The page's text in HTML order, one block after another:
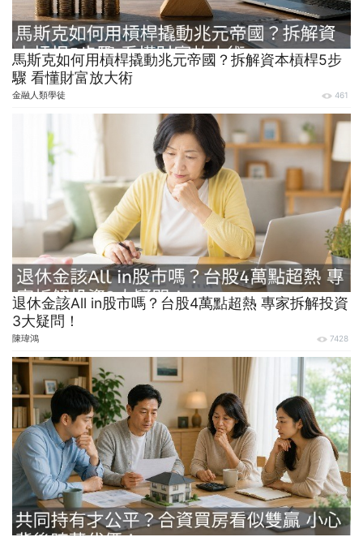
馬斯克如何用槓桿撬動兆元帝國？拆解資本槓桿5步
驟 看懂財富放大術
金融人類學徒 461
退休金該All in股市嗎？台股4萬點超熱 專家拆解投資
3大疑問！
陳瑋鴻 7428